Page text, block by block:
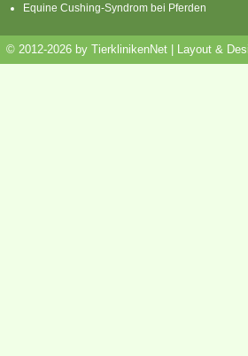
Equine Cushing-Syndrom bei Pferden
© 2012-2026 by TierklinikenNet | Layout &